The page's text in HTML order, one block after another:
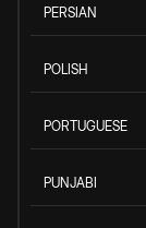
PERSIAN
POLISH
PORTUGUESE
PUNJABI